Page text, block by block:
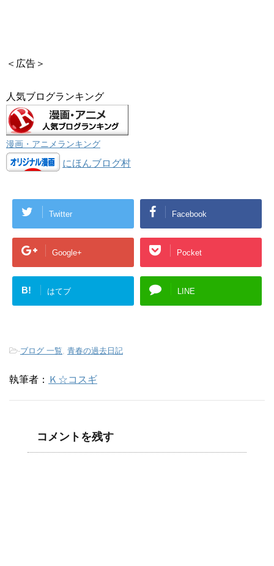
＜広告＞
人気ブログランキング
漫画・アニメランキング
にほんブログ村
Twitter Facebook
Google+ Pocket
B! はてブ LINE
-ブログ 一覧, 青春の過去日記
執筆者： Ｋ☆コスギ
コメントを残す